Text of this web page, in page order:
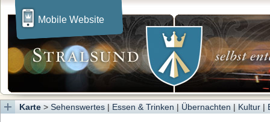
Mobile Website
Karte > Sehenswertes | Essen & Trinken | Übernachten | Kultur |